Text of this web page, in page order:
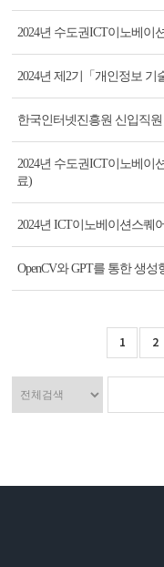
2024년 수도권ICT이노베이
2024년 제2기「개인정보 기
한국인터넷진흥원 신입직원
2024년 수도권ICT이노베이
료)
2024년 ICT이노베이션스퀘
OpenCV와 GPT를 통한 생
1 2